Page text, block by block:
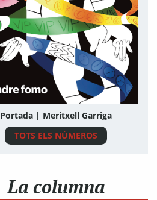
Portada | Meritxell Garriga
TOTS ELS NÚMEROS
La columna